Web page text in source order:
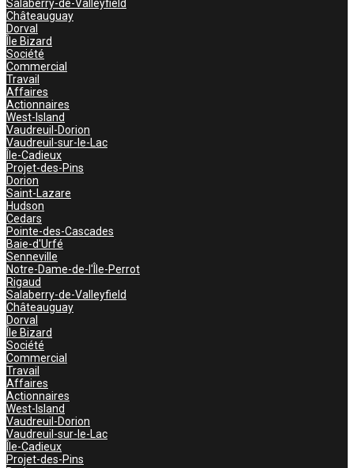
Salaberry-de-Valleyfield
Châteauguay
Dorval
Île Bizard
Société
Commercial
Travail
Affaires
Actionnaires
West-Island
Vaudreuil-Dorion
Vaudreuil-sur-le-Lac
Île-Cadieux
Projet-des-Pins
Dorion
Saint-Lazare
Hudson
Cedars
Pointe-des-Cascades
Baie-d'Urfé
Senneville
Notre-Dame-de-l'Île-Perrot
Rigaud
Salaberry-de-Valleyfield
Châteauguay
Dorval
Île Bizard
Société
Commercial
Travail
Affaires
Actionnaires
West-Island
Vaudreuil-Dorion
Vaudreuil-sur-le-Lac
Île-Cadieux
Projet-des-Pins